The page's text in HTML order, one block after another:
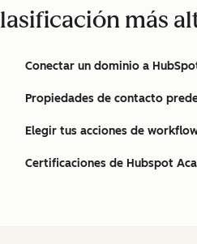
más
Conectar un dominio a
Propiedades de contacto
Elegir tus acciones de
Certificaciones de Hubspot